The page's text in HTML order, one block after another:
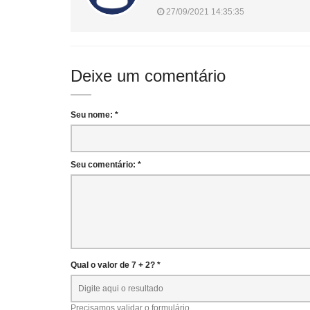
27/09/2021 14:35:35
Deixe um comentário
Seu nome: *
Seu comentário: *
Qual o valor de 7 + 2? *
Precisamos validar o formulário.